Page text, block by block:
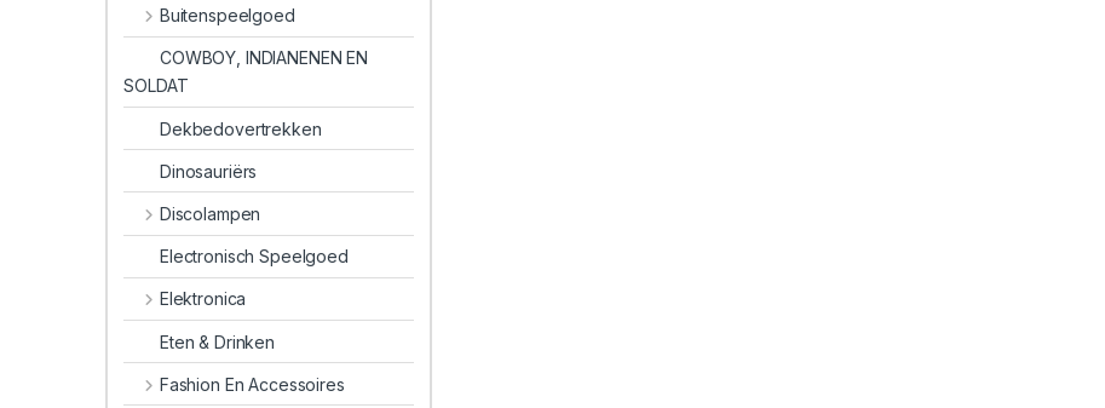
Buitenspeelgoed
COWBOY, INDIANENEN EN
SOLDAT
Dekbedovertrekken
Dinosauriërs
Discolampen
Electronisch Speelgoed
Elektronica
Eten & Drinken
Fashion En Accessoires